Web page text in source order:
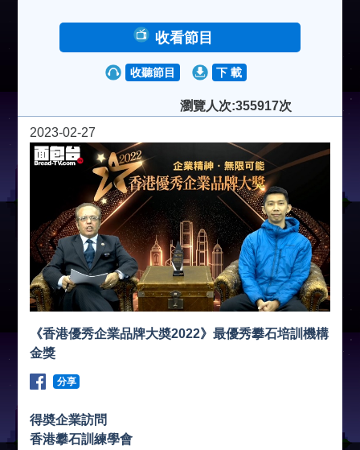
收看節目
收聽節目 下 載
瀏覽人次:355917次
2023-02-27
《香港優秀企業品牌大奬2022》最優秀攀石培訓機構
金獎
分享
得奬企業訪問
香港攀石訓練學會